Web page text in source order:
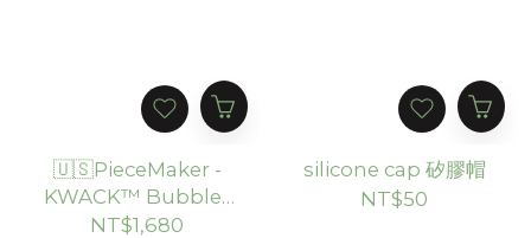
🇺🇸PieceMaker -
KWACK™ Bubbler
小鴨醫療級矽膠發泡器
NT$1,680
silicone cap 矽膠帽
NT$50